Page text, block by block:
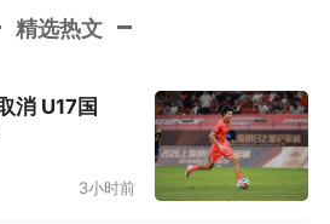
对手。好在下半场我们变得
判罚引来了巴黎方面的诸多
评分中，他的得分是比全场
主帅都低的2分。赛后谈到
精选热文
消 U17国
3小时前